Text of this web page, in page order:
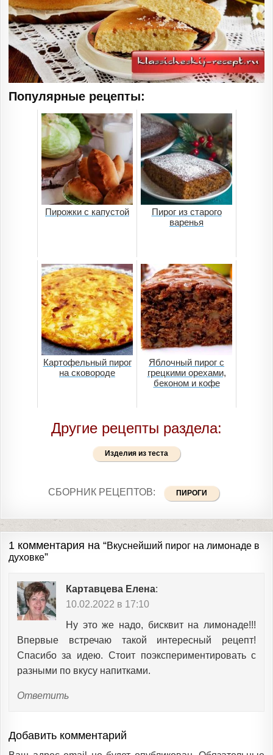
Популярные рецепты:
Пирожки с капустой
Пирог из старого
варенья
Картофельный пирог
на сковороде
Яблочный пирог с
грецкими орехами,
беконом и кофе
Другие рецепты раздела:
Изделия из теста
СБОРНИК РЕЦЕПТОВ: ПИРОГИ
1 комментария на “Вкуснейший пирог на лимонаде в
духовке”
Картавцева Елена:
10.02.2022 в 17:10
Ну это же надо, бисквит на лимонаде!!!
Впервые встречаю такой интересный рецепт!
Спасибо за идею. Стоит поэкспериментировать с
разными по вкусу напитками.
Ответить
Добавить комментарий